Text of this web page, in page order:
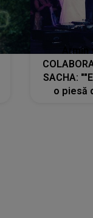
SACHA:
o piesă